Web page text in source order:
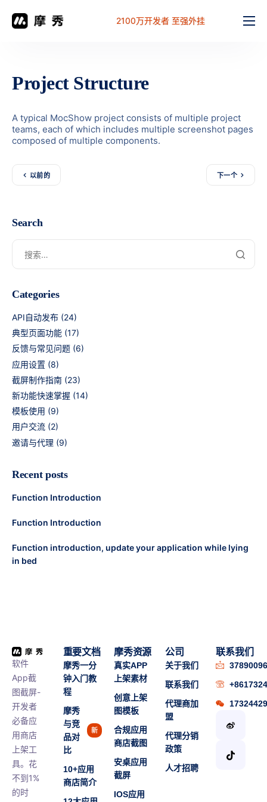
2100万开发者 至强外挂
文档
解决方案
常见问题
工作台
Project Structure
A typical MocShow project consists of multiple project
teams, each of which includes multiple screenshot pages
composed of multiple components.
以前的 下一个
Search
Categories
API自动发布 (24)
典型页面功能 (17)
反馈与常见问题 (6)
应用设置 (8)
截屏制作指南 (23)
新功能快速掌握 (14)
模板使用 (9)
用户交流 (2)
邀请与代理 (9)
Recent posts
Function Introduction
Function Introduction
Function introduction, update your application while lying
in bed
软件
App截
图截屏-
开发者
必备应
用商店
上架工
具。花
不到1%
的时
重要文档
摩秀一分
钟入门教
程
摩秀
与竞
品对
比
新
10+应用
商店简介
摩秀资源
真实APP
上架素材
创意上架
图模板
合规应用
商店截图
安桌应用
截屏
IOS应用
公司
关于我们
联系我们
代理商加
盟
代理分销
政策
人才招聘
联系我们